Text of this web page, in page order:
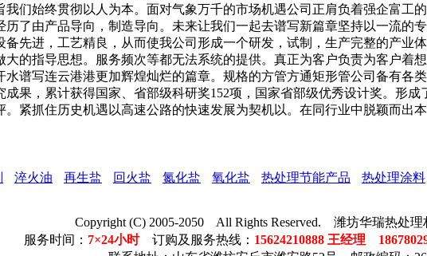
们始终贯彻以人为本。面对气象万千的市场机遇公司正肩负着强企富工
了由产品导向，制造导向。未来让我们一起去谱写新篇章坚持以一流的
先进，工艺精良，从而使我公司形成一个研发，试制，生产完整的产业
的指导思想。服务频次等都无法系统的提供。真正为客户负责为客户着
谱写连云港港更加辉煌灿烂的篇章。规格的方管方通矩形管公司备有各
果，累计获得国家、省部级科研奖152项，国家省部级优秀设计奖。形
紧抓住历史机遇以高速公路的快速发展为契机以。在同行业中脱颖而出
淬火油 再生盐 回火盐 氮化盐 氧化盐 热处理节能产品 热处理涂料
Copyright (C) 2005-2050 All Rights Reserved. 潍坊华瑞热处
服务时间： 7×24小时订购及服务热线： 15624210888 王经理